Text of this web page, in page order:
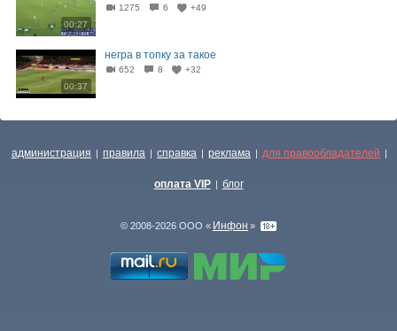
00:27
1275 6 +49
00:37
негра в топку за такое
652 8 +32
администрация | правила | справка | реклама | для правообладателей |
оплата VIP | блог
© 2008-2026 ООО « Инфон »